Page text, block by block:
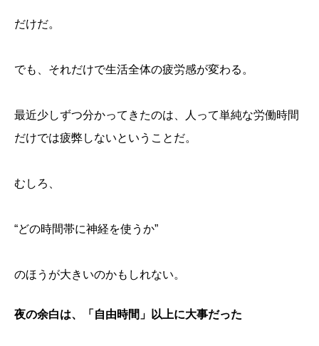
だけだ。
でも、それだけで生活全体の疲労感が変わる。
最近少しずつ分かってきたのは、人って単純な労働時間
だけでは疲弊しないということだ。
むしろ、
“どの時間帯に神経を使うか”
のほうが大きいのかもしれない。
夜の余白は、「自由時間」以上に大事だった
日曜の夜は、「翌週の入口」でもある